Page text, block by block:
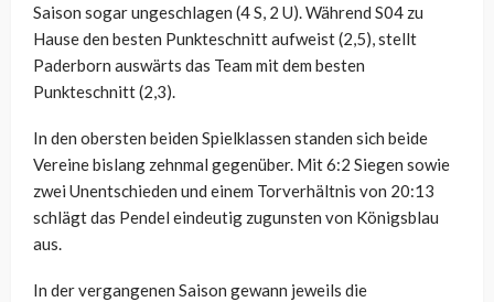
Saison sogar ungeschlagen (4 S, 2 U). Während S04 zu
Hause den besten Punkteschnitt aufweist (2,5), stellt
Paderborn auswärts das Team mit dem besten
Punkteschnitt (2,3).
In den obersten beiden Spielklassen standen sich beide
Vereine bislang zehnmal gegenüber. Mit 6:2 Siegen sowie
zwei Unentschieden und einem Torverhältnis von 20:13
schlägt das Pendel eindeutig zugunsten von Königsblau
aus.
In der vergangenen Saison gewann jeweils die